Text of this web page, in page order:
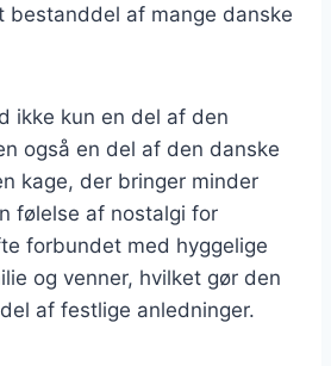
af mange danske
ikke kun en del af den
også en del af den danske
kage, der bringer minder
følelse af nostalgi for
forbundet med hyggelige
og venner, hvilket gør den
af festlige anledninger.